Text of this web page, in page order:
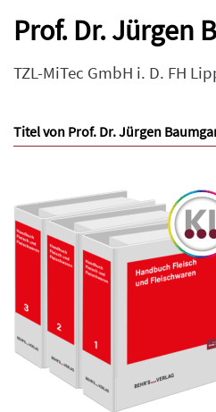
Prof. Dr. Jürgen
TZL-MiTec GmbH i. D. FH
Titel von Prof. Dr. Jürgen